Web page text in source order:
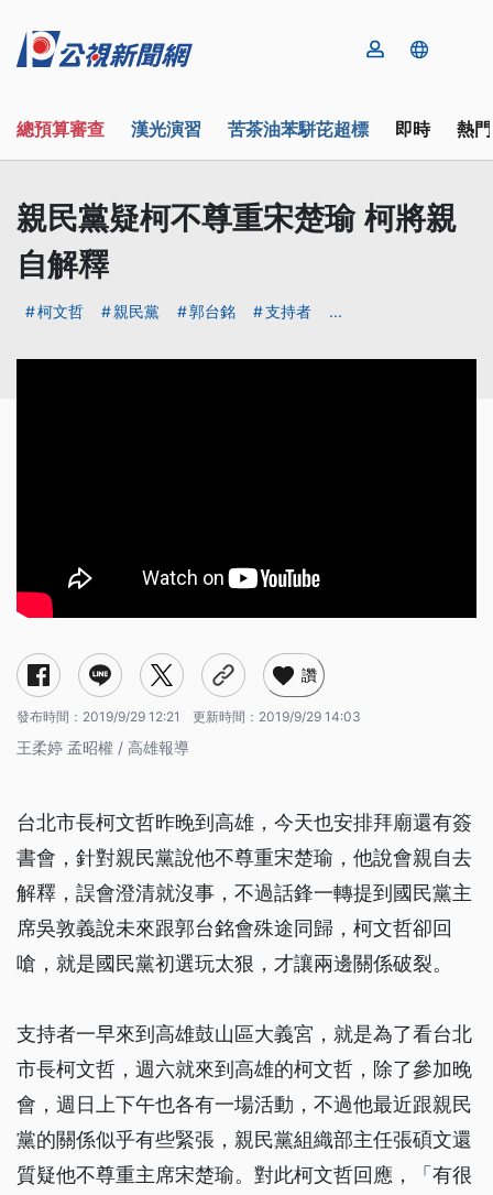
總預算審查 漢光演習 苦茶油苯駢芘超標 即時 熱
親民黨疑柯不尊重宋楚瑜 柯將親
自解釋
柯文哲 親民黨 郭台銘 支持者 ...
讚
發布時間： 2019/9/29 12:21 更新時間： 2019/9/29 14:03
王柔婷 孟昭權 / 高雄報導
台北市長柯文哲昨晚到高雄，今天也安排拜廟還有簽
書會，針對親民黨說他不尊重宋楚瑜，他說會親自去
解釋，誤會澄清就沒事，不過話鋒一轉提到國民黨主
席吳敦義說未來跟郭台銘會殊途同歸，柯文哲卻回
嗆，就是國民黨初選玩太狠，才讓兩邊關係破裂。
支持者一早來到高雄鼓山區大義宮，就是為了看台北
市長柯文哲，週六就來到高雄的柯文哲，除了參加晚
會，週日上下午也各有一場活動，不過他最近跟親民
黨的關係似乎有些緊張，親民黨組織部主任張碩文還
質疑他不尊重主席宋楚瑜。對此柯文哲回應，「有很